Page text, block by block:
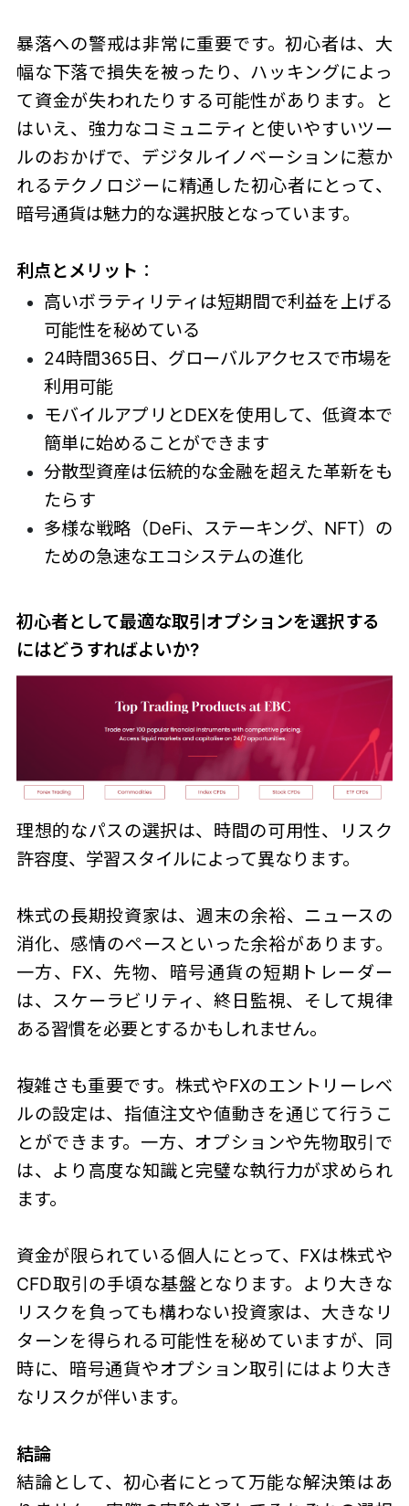
暴落への警戒は非常に重要です。初心者は、大
幅な下落で損失を被ったり、ハッキングによっ
て資金が失われたりする可能性があります。と
はいえ、強力なコミュニティと使いやすいツー
ルのおかげで、デジタルイノベーションに惹か
れるテクノロジーに精通した初心者にとって、
暗号通貨は魅力的な選択肢となっています。
利点とメリット ：
高いボラティリティは短期間で利益を上げる
可能性を秘めている
24時間365日、グローバルアクセスで市場を
利用可能
モバイルアプリとDEXを使用して、低資本で
簡単に始めることができます
分散型資産は伝統的な金融を超えた革新をも
たらす
多様な戦略（DeFi、ステーキング、NFT）の
ための急速なエコシステムの進化
初心者として最適な取引オプションを選択する
にはどうすればよいか?
理想的なパスの選択は、時間の可用性、リスク
許容度、学習スタイルによって異なります。
株式の長期投資家は、週末の余裕、ニュースの
消化、感情のペースといった余裕があります。
一方、FX、先物、暗号通貨の短期トレーダー
は、スケーラビリティ、終日監視、そして規律
ある習慣を必要とするかもしれません。
複雑さも重要です。株式やFXのエントリーレベ
ルの設定は、指値注文や値動きを通じて行うこ
とができます。一方、オプションや先物取引で
は、より高度な知識と完璧な執行力が求められ
ます。
資金が限られている個人にとって、FXは株式や
CFD取引の手頃な基盤となります。より大きな
リスクを負っても構わない投資家は、大きなリ
ターンを得られる可能性を秘めていますが、同
時に、暗号通貨やオプション取引にはより大き
なリスクが伴います。
結論
結論として、初心者にとって万能な解決策はあ